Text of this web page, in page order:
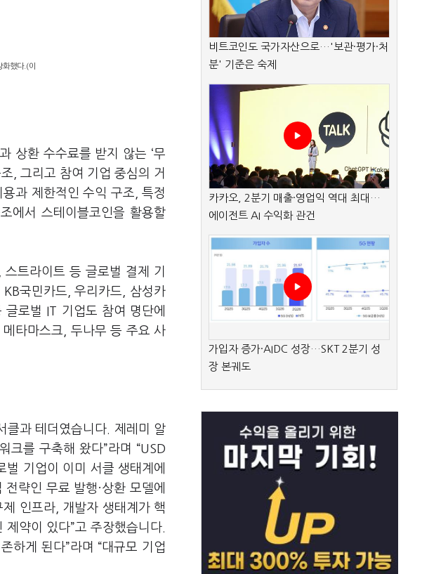
했다.(이
상환 수수료를 받지 않는 ‘무
, 그리고 참여 기업 중심의 거
과 제한적인 수익 구조, 특정
에서 스테이블코인을 활용할
트라이트 등 글로벌 결제 기
국민카드, 우리카드, 삼성카
로벌 IT 기업도 참여 명단에
타마스크, 두나무 등 주요 사
클과 테더였습니다. 제레미 알
크를 구축해 왔다”라며 “USD
기업이 이미 서클 생태계에
략인 무료 발행·상환 모델에
인프라, 개발자 생태계가 핵
약이 있다”고 주장했습니다.
하게 된다”라며 “대규모 기업
비트코인도 국가자산으로…'보관·평가·처
분' 기준은 숙제
카카오, 2분기 매출·영업익 역대 최대…
에이전트 AI 수익화 관건
가입자 증가·AIDC 성장…SKT 2분기 성
장 본궤도